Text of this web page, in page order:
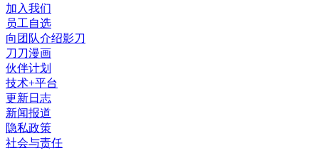
加入我们
员工自选
向团队介绍影刀
刀刀漫画
伙伴计划
技术+平台
更新日志
新闻报道
隐私政策
社会与责任